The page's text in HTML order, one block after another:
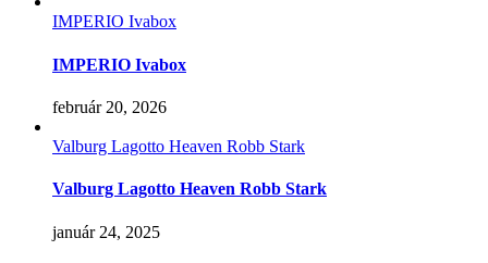
IMPERIO Ivabox
IMPERIO Ivabox
február 20, 2026
Valburg Lagotto Heaven Robb Stark
Valburg Lagotto Heaven Robb Stark
január 24, 2025